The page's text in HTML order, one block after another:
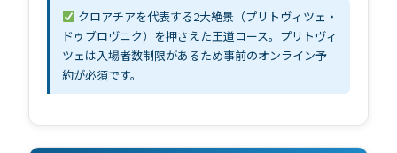
クロアチアを代表する2大絶景（プリトヴィツェ・
ドゥブロヴニク）を押さえた王道コース。プリトヴィ
ツェは入場者数制限があるため事前のオンライン予
約が必須です。